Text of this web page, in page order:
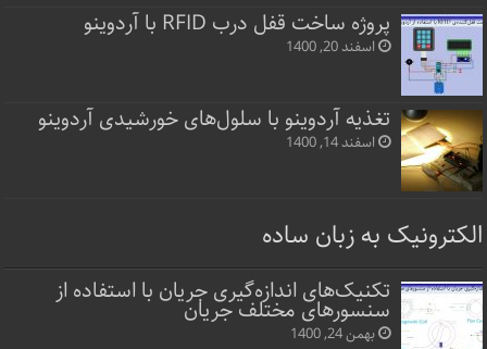
پروژه ساخت قفل‌ درب RFID با آردوینو
اسفند 20, 1400
تغذیه آردوینو با سلول‌های خورشیدی آردوینو
اسفند 14, 1400
الکترونیک به زبان ساده
تکنیک‌های اندازه‌گیری جریان با استفاده از
سنسورهای مختلف جریان
بهمن 24, 1400